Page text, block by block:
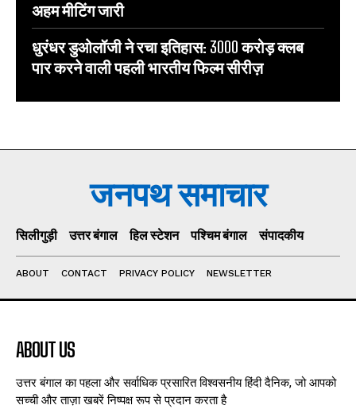
अहम मीटिंग जारी
धुरंधर डुओलॉजी ने रचा इतिहास: 3000 करोड़ क्लब
पार करने वाली पहली भारतीय फिल्म सीरीज़
जनपथ समाचार
सिलीगुड़ी उत्तर बंगाल हिल स्टेशन पश्चिम बंगाल संपादकीय
ABOUT CONTACT PRIVACY POLICY NEWSLETTER
ABOUT US
उत्तर बंगाल का पहला और सर्वाधिक प्रसारित विश्वसनीय हिंदी दैनिक, जो आपको
सच्ची और ताज़ा खबरें निष्पक्ष रूप से प्रदान करता है